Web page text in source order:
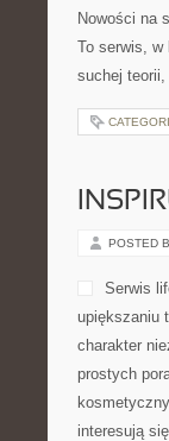
Nowości na
To serwis,
suchej
POSTED
Serwis
upiększaniu
charakter
prostych
interesują